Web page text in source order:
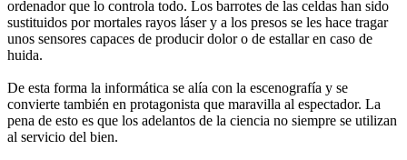
ordenador que lo controla todo. Los barrotes de las celdas han sido
sustituidos por mortales rayos láser y a los presos se les hace tragar
unos sensores capaces de producir dolor o de estallar en caso de
huida.
De esta forma la informática se alía con la escenografía y se
convierte también en protagonista que maravilla al espectador. La
pena de esto es que los adelantos de la ciencia no siempre se utilizan
al servicio del bien.